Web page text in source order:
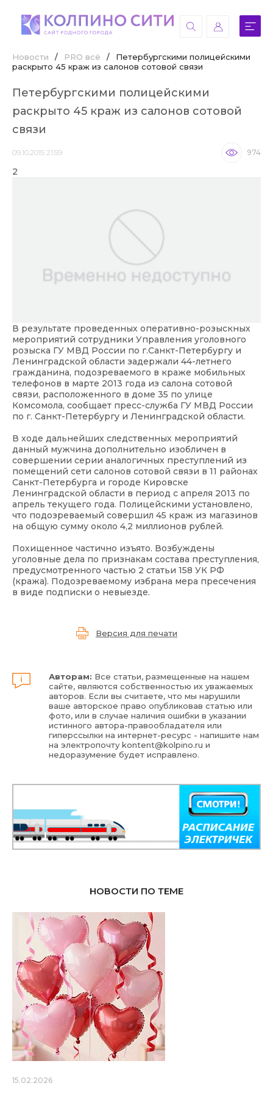
Новости / PRO всё /
Петербургскими полицейскими
раскрыто 45 краж из салонов сотовой связи
Петербургскими полицейскими
раскрыто 45 краж из салонов сотовой
связи
09.10.2015 21:59 974
2
В результате проведенных оперативно-розыскных
мероприятий сотрудники Управления уголовного
розыска ГУ МВД России по г.Санкт-Петербургу и
Ленинградской области задержали 44-летнего
гражданина, подозреваемого в краже мобильных
телефонов в марте 2013 года из салона сотовой
связи, расположенного в доме 35 по улице
Комсомола, сообщает пресс-служба ГУ МВД России
по г. Санкт-Петербургу и Ленинградской области.
В ходе дальнейших следственных мероприятий
данный мужчина дополнительно изобличен в
совершении серии аналогичных преступлений из
помещений сети салонов сотовой связи в 11 районах
Санкт-Петербурга и городе Кировске
Ленинградской области в период с апреля 2013 по
апрель текущего года. Полицейскими установлено,
что подозреваемый совершил 45 краж из магазинов
на общую сумму около 4,2 миллионов рублей.
Похищенное частично изъято. Возбуждены
уголовные дела по признакам состава преступления,
предусмотренного частью 2 статьи 158 УК РФ
(кража). Подозреваемому избрана мера пресечения
в виде подписки о невыезде.
Версия для печати
Авторам: Все статьи, размещенные на нашем
сайте, являются собственностью их уважаемых
авторов. Если вы считаете, что мы нарушили
ваше авторское право опубликовав статью или
фото, или в случае наличия ошибки в указании
истинного автора-правообладателя или
гиперссылки на интернет-ресурс - напишите нам
на электропочтуkontent@kolpino.ru и
недоразумение будет исправлено.
НОВОСТИ ПО ТЕМЕ
15.02.2026